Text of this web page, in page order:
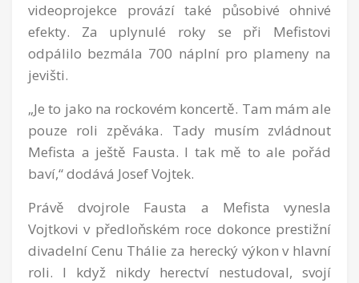
videoprojekce provází také působivé ohnivé
efekty. Za uplynulé roky se při Mefistovi
odpálilo bezmála 700 náplní pro plameny na
jevišti.
„Je to jako na rockovém koncertě. Tam mám ale
pouze roli zpěváka. Tady musím zvládnout
Mefista a ještě Fausta. I tak mě to ale pořád
baví,“ dodává Josef Vojtek.
Právě dvojrole Fausta a Mefista vynesla
Vojtkovi v předloňském roce dokonce prestižní
divadelní Cenu Thálie za herecký výkon v hlavní
roli. I když nikdy herectví nestudoval, svojí